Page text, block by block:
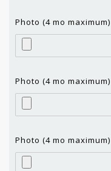
Photo (4 mo maximum)
Photo (4 mo maximum)
Photo (4 mo maximum)